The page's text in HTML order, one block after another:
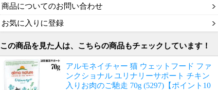
商品についてのお問い合わせ
お気に入りに登録
この商品を見た人は、こちらの商品もチェックしています！
アルモネイチャー 猫 ウェットフード ファ
ンクショナル ユリナリーサポート チキン
入りお肉のご馳走 70g (5297)【ポイント10